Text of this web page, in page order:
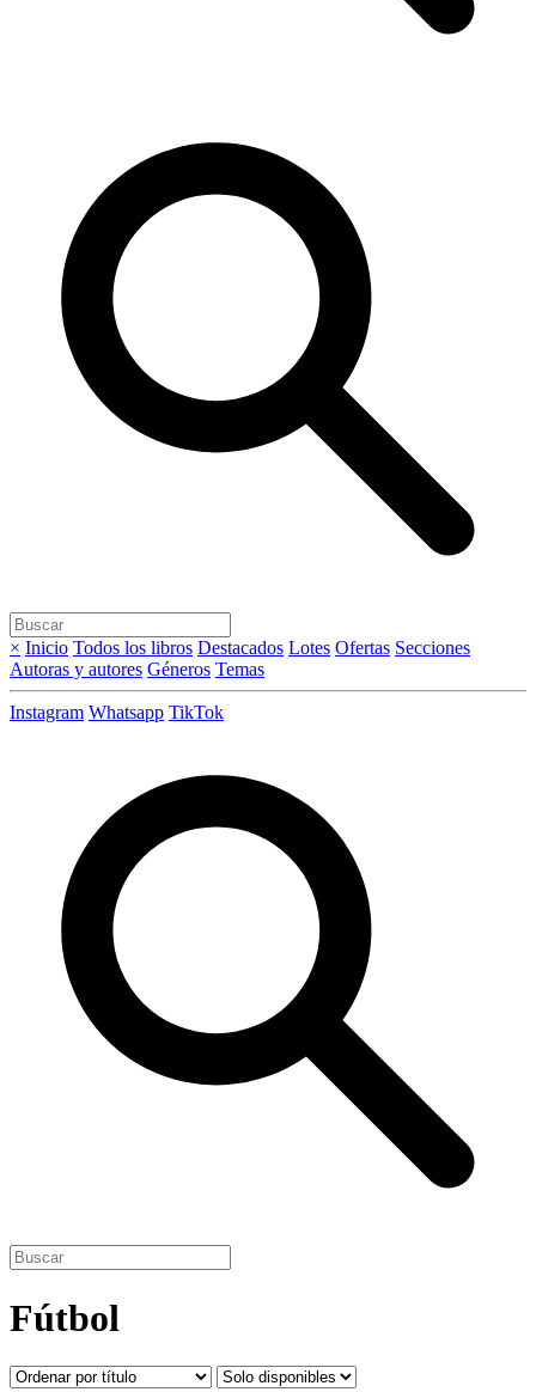
× Inicio Todos los libros Destacados Lotes Ofertas Secciones
Autoras y autores Géneros Temas
Instagram Whatsapp TikTok
Fútbol